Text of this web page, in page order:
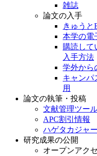
雑誌
論文の入手
きゅうと
本学の電
購読して
入手方法
学外から
キャンパ
用
論文の執筆・投稿
文献管理ツー
APC割引情報
ハゲタカジャ
研究成果の公開
オープンアク